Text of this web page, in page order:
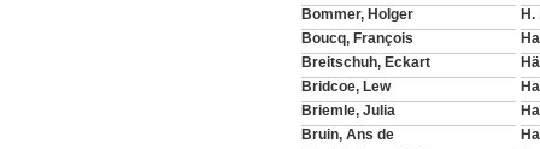
Bommer, Holger
Boucq, François
Breitschuh, Eckart
Bridcoe, Lew
Briemle, Julia
Bruin, Ans de